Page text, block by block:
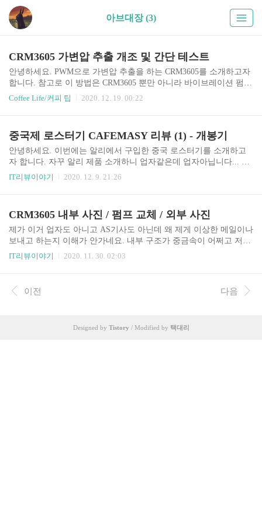
아브대장 (3)
CRM3605 가변압 추출 개조 및 간단 테스트
안녕하세요. PWM으로 가변압 추출을 하는 CRM3605를 소개하고자
합니다. 참고로 이 방법은 CRM3605 뿐만 아니라 바이브레이션 펌프
를 사용하는 모든 기기에 적용 가능합니다. 개조를 성공한 사람들이
은 범위를 가진 PWM을 구하면 더 나을 수도 있다. (3) 작업이 생각
보다 쉽다. (4) 본 개조는 테스트용에 불과함 여기에서 사용한 PWM
은 이것으로 그냥 국내에서도 쉽게 구할 수 있는 제품입니다. 저는
알리에서 샀는데 0.96달러 줬습니다만... 싼게 비지떡이더라고요. A
C IN과 A..
Coffee Life/커피 팁 2020. 12. 19. 00:22
중국제 로스터기 CAFEMASY 리뷰 (1) - 개봉기
안녕하세요. 이번에는 알리에서 구입한 중국 로스터기를 소개하고
자 합니다. 자꾸 알리 제품 소개하니 업자같은데 업자아닙니다... 제
품명은 CAFEMASY 입니다. 미국의 프레시로스터를 모방한 제품으
악해볼 필요가 있습니다. 전체적으로 마감이 나쁘지 않다고 느껴지
는데 실린더는 좀... 허접한 손잡이는 상단 뚜껑과 본체를 고정시켜
주는 역할도 합니다. 본체 열판 및 송풍구입니다. 흔히 팝콘기로 로
스팅을 많이 하시는데 딱 그런 모습입니다. 220V 플러그 * 참고) 제
품 출발은 홍콩에서 했고(홍콩수입) 인보이스는 ..
IT리뷰이야기 2020. 12. 9. 21:26
CRM3605 내부 사진 / 펌프 교체 / 외부 사진
제가 이거 업자도 아니고 AS기사도 아닌데 왜 제게 이상한 메일이나
보내고 하는지 이해가 안가네요. 내부 구조가 중금속이 어쩌고 저쩌
고 그걸 왜 저한테 따지나요. 불안하면 안사시면 되는데요... 제가 장
으면서 녹이 생기면 어떡하냐고 하시는데 그럼 이 기기를 안쓰셔야
겠습니다. 비슷한 기기들의 녹슬지 않는 나사를 굳이 구하여서 사용
레빌에서 차용하는 형태입니다. 우측 사진은 하단 분해한 것인데 우
IT리뷰이야기 2020. 11. 30. 02:03
이전 다음
Designed by Tistory / Modified by 택대리